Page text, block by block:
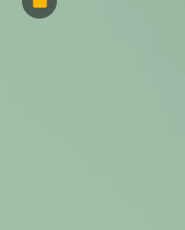
Premium